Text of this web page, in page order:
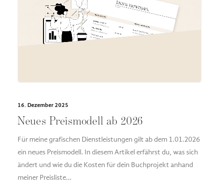
16. Dezember 2025
Neues Preismodell ab 2026
Für meine grafischen Dienstleistungen gilt ab dem 1.01.2026
ein neues Preismodell. In diesem Artikel erfährst du, was sich
ändert und wie du die Kosten für dein Buchprojekt anhand
meiner Preisliste…